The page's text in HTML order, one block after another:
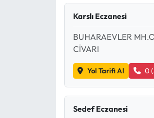
Karslı Eczanesi
BUHARAEVLER
CİVARI
Yol Tarifi Al 0
Sedef Eczanesi
Laçin Haberleri